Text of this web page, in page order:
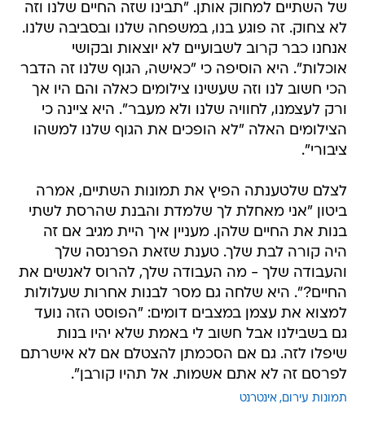
של השתיים למחוק אותן. "תבינו שזה החיים שלנו וזה
לא צחוק. זה פוגע בנו, במשפחה שלנו ובסביבה שלנו.
אנחנו כבר קרוב לשבועיים לא יוצאות ובקושי
אוכלות". היא הוסיפה כי "כאישה, הגוף שלנו זה הדבר
הכי חשוב לנו וזה שעשינו צילומים כאלה והם היו אך
ורק לעצמנו, לחוויה שלנו ולא מעבר". היא ציינה כי
הצילומים האלה "לא הופכים את הגוף שלנו למשהו
ציבורי".
לצלם שלטענתה הפיץ את תמונות השתיים, אמרה
ביטון "אני מאחלת לך שלמדת והבנת שהרסת לשתי
בנות את החיים שלהן. מעניין איך היית מגיב אם זה
היה קורה לבת שלך. טענת שזאת הפרנסה שלך
והעבודה שלך - מה העבודה שלך, להרוס לאנשים את
החיים?". היא שלחה גם מסר לבנות אחרות שעלולות
למצוא את עצמן במצבים דומים: "הפוסט הזה נועד
גם בשבילנו אבל חשוב לי באמת שלא יהיו בנות
שיפלו לזה. גם אם הסכמתן להצטלם אם לא אישרתם
לפרסם זה לא אתם אשמות. אל תהיו קורבן".
תמונות עירום אינטרנט